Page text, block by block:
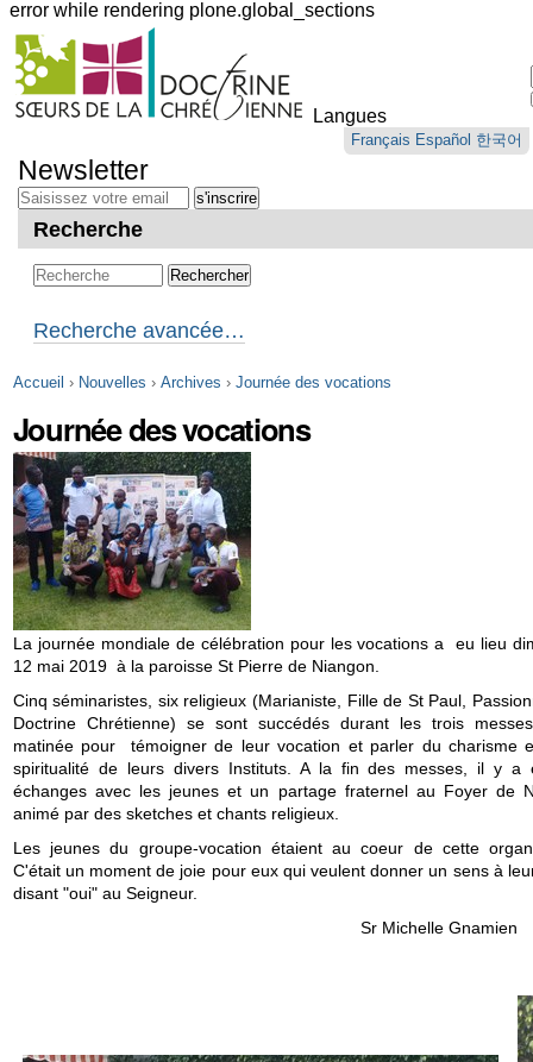
error while rendering plone.global_sections
Outils
personnels
Langues
Français Español 한국어
au
contenu.
Aller
navigation
Newsletter
Recherche
Recherche avancée…
Accueil › Nouvelles › Archives › Journée des vocations
Journée des vocations
La journée mondiale de célébration pour les vocations a eu lieu
12 mai 2019 à la paroisse St Pierre de Niangon.
Cinq séminaristes, six religieux (Marianiste, Fille de St Paul,
Doctrine Chrétienne) se sont succédés durant les trois
matinée pour témoigner de leur vocation et parler du charisme
spiritualité de leurs divers Instituts. A la fin des messes, il y a
échanges avec les jeunes et un partage fraternel au Foyer de
animé par des sketches et chants religieux.
Les jeunes du groupe-vocation étaient au coeur de cette
C'était un moment de joie pour eux qui veulent donner un sens à
disant "oui" au Seigneur.
Sr Michelle Gnamien